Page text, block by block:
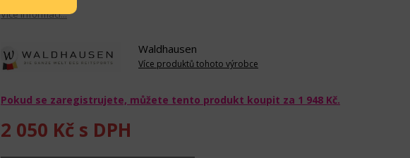
Více informací...
Waldhausen
Více produktů tohoto výrobce
Pokud se zaregistrujete, můžete tento produkt koupit za 1 948 Kč.
2 050 Kč s DPH